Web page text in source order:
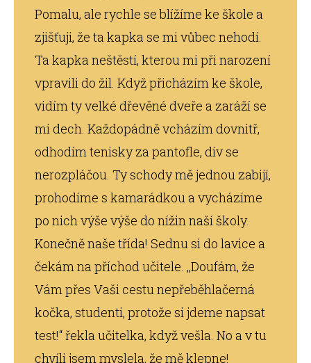
Pomalu, ale rychle se blížíme ke škole a
zjišťuji, že ta kapka se mi vůbec nehodí.
Ta kapka neštěstí, kterou mi při narození
vpravili do žil. Když přicházím ke škole,
vidím ty velké dřevěné dveře a zaráží se
mi dech. Každopádně vcházím dovnitř,
odhodím tenisky za pantofle, div se
nerozpláčou. Ty schody mě jednou zabijí,
prohodíme s kamarádkou a vycházíme
po nich výše výše do nížin naší školy.
Konečně naše třída! Sednu si do lavice a
čekám na příchod učitele. ,,Doufám, že
Vám přes Vaši cestu nepřeběhlačerná
kočka, studenti, protože si jdeme napsat
test!“ řekla učitelka, když vešla. No a v tu
chvíli jsem myslela, že mě klepne!